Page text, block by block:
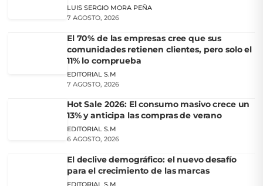
LUIS SERGIO MORA PEÑA
7 AGOSTO, 2026
El 70% de las empresas cree que sus
comunidades retienen clientes, pero solo el
11% lo comprueba
EDITORIAL S.M
7 AGOSTO, 2026
Hot Sale 2026: El consumo masivo crece un
13% y anticipa las compras de verano
EDITORIAL S.M
6 AGOSTO, 2026
El declive demográfico: el nuevo desafío
para el crecimiento de las marcas
EDITORIAL S.M